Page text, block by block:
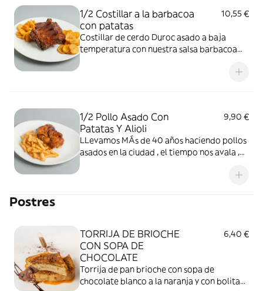
1/2 Costillar a la barbacoa
con patatas
10,55 €
Costillar de cerdo Duroc asado a baja
temperatura con nuestra salsa barbacoa
1/2 Pollo Asado Con
Patatas Y Alioli
9,90 €
LLevamos MÁs de 40 años haciendo pollos
asados en la ciudad , el tiempo nos avala ,
patatas , caldo y un ali-oli muy especial que
Postres
TORRIJA DE BRIOCHE
CON SOPA DE
CHOCOLATE
6,40 €
Torrija de pan brioche con sopa de
chocolate blanco a la naranja y con bolita